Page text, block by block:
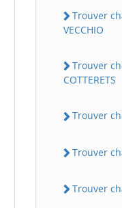
Trouver
VECCHIO
Trouver
COTTERETS
Trouver
Trouver
Trouver